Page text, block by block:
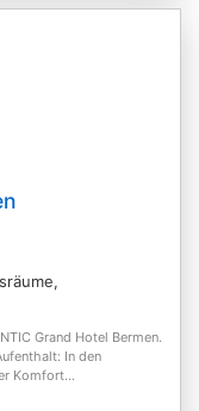
Grand Hotel Bermen.
In den
Komfort...